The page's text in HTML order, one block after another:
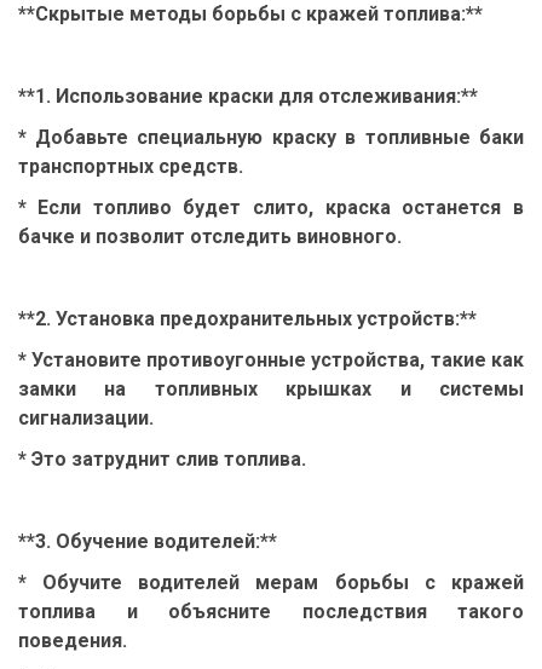
**Скрытые методы борьбы с кражей топлива:**
**1. Использование краски для отслеживания:**
* Добавьте специальную краску в топливные баки
транспортных средств.
* Если топливо будет слито, краска останется в
бачке и позволит отследить виновного.
**2. Установка предохранительных устройств:**
* Установите противоугонные устройства, такие как
замки на топливных крышках и системы
сигнализации.
* Это затруднит слив топлива.
**3. Обучение водителей:**
* Обучите водителей мерам борьбы с кражей
топлива и объясните последствия такого
поведения.